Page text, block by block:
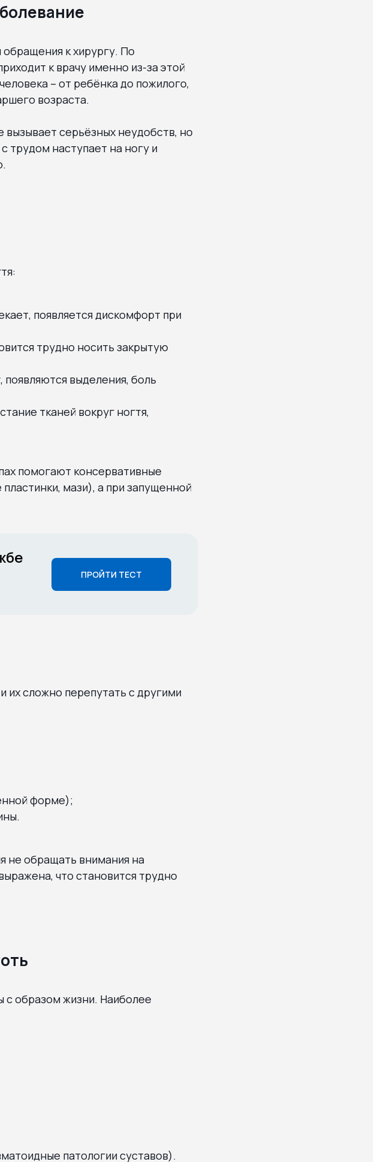
обращения к хирургу. По
к врачу именно из-за этой
– от ребёнка до пожилого,
возраста.
вызывает серьёзных неудобств, но
трудом наступает на ногу и
появляется дискомфорт при
трудно носить закрытую
появляются выделения, боль
тканей вокруг ногтя,
помогают консервативные
мази), а при запущенной
ПРОЙТИ ТЕСТ
их сложно перепутать с другими
форме);
не обращать внимания на
что становится трудно
с образом жизни. Наиболее
патологии суставов).